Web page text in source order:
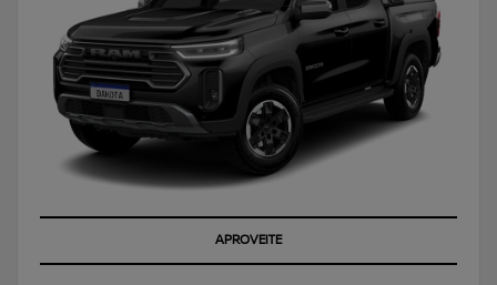
APROVEITE